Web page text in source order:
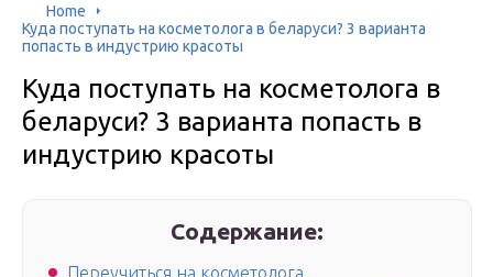
Home
Куда поступать на косметолога в беларуси? 3 варианта
попасть в индустрию красоты
Куда поступать на косметолога в
беларуси? 3 варианта попасть в
индустрию красоты
Содержание:
Переучиться на косметолога